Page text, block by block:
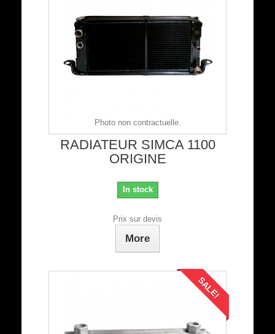
Photo non contractuelle.
RADIATEUR SIMCA 1100
ORIGINE
In stock
Prix sur devis
More
SALE!